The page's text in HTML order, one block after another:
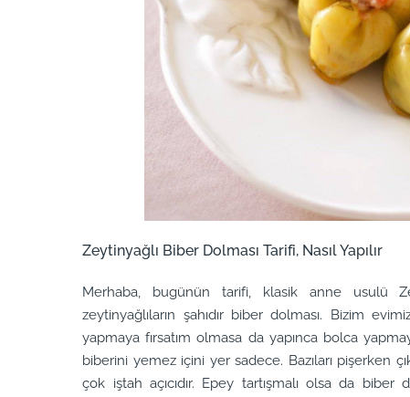
Zeytinyağlı Biber Dolması Tarifi, Nasıl Yapılır
Merhaba, bugünün tarifi, klasik anne usulü
zeytinyağlıların şahıdır biber dolması. Bizim
yapmaya fırsatım olmasa da yapınca bolca
biberini yemez içini yer sadece. Bazıları pişerken
çok iştah açıcıdır. Epey tartışmalı olsa da